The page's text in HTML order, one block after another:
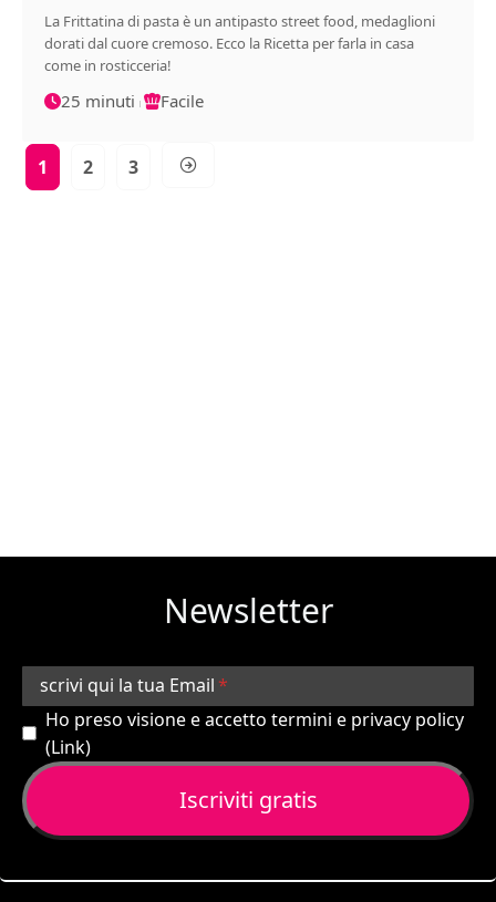
La Frittatina di pasta è un antipasto street food, medaglioni
dorati dal cuore cremoso. Ecco la Ricetta per farla in casa
come in rosticceria!
25 minuti Facile
1 2 3
Newsletter
scrivi qui la tua Email
Ho preso visione e accetto termini e privacy policy
(Link)